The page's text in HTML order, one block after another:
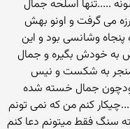
.....تنها اسلحه جمال
می گرفت و اونو بهش
وشانسی بود و این
به خودش بگیره و جمال
منجر به شکست و نیس
جمال خسته شده
کنم من که نمی تونم
سنگ فقط میتونم دعا کنم